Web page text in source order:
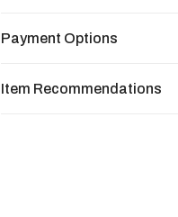
Payment Options
Item Recommendations